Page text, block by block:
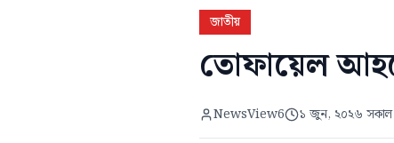
জাতীয়
তোফায়েল
NewsView6 ১ জুন, ২০২৬